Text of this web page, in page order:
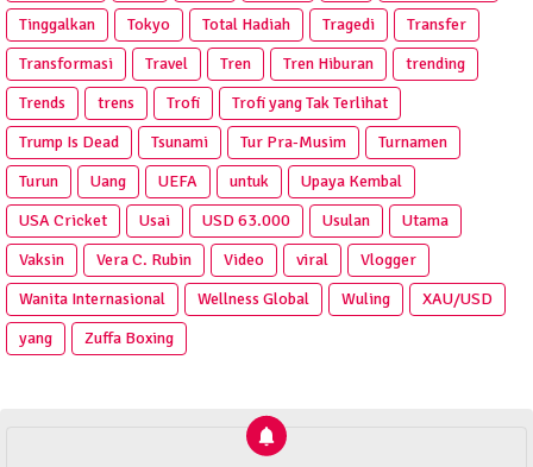
Tinggalkan
Tokyo Total Hadiah Tragedi
Transfer
Transformasi
Travel Tren Tren Hiburan
trending
Trends
trens Trofi
Trofi yang Tak Terlihat
Trump Is Dead
Tsunami Tur Pra‑Musim
Turnamen
Turun
Uang UEFA untuk
Upaya Kembal
USA Cricket
Usai USD 63.000 Usulan
Utama
Vaksin
Vera C. Rubin Video viral
Vlogger
Wanita Internasional
Wellness Global Wuling
XAU/USD
yang
Zuffa Boxing